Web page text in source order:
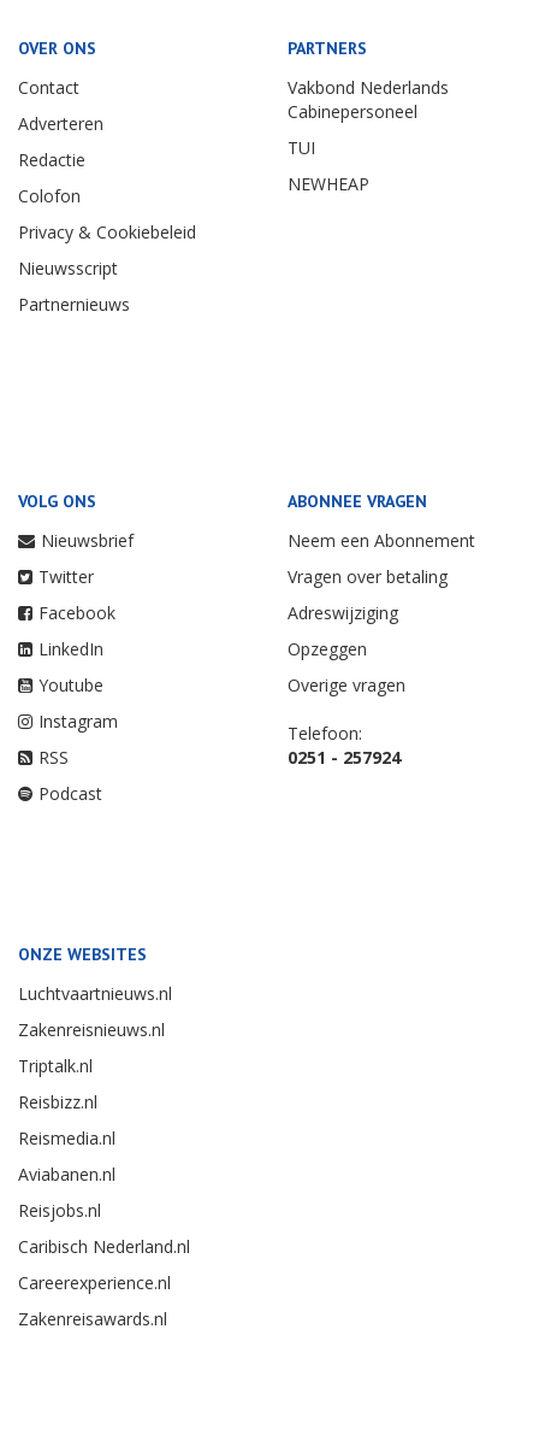
OVER ONS
Contact
Adverteren
Redactie
Colofon
Privacy & Cookiebeleid
Nieuwsscript
Partnernieuws
PARTNERS
Vakbond Nederlands
Cabinepersoneel
TUI
NEWHEAP
VOLG ONS
Nieuwsbrief
Twitter
Facebook
LinkedIn
Youtube
Instagram
RSS
Podcast
ABONNEE VRAGEN
Neem een Abonnement
Vragen over betaling
Adreswijziging
Opzeggen
Overige vragen
Telefoon:
0251 - 257924
ONZE WEBSITES
Luchtvaartnieuws.nl
Zakenreisnieuws.nl
Triptalk.nl
Reisbizz.nl
Reismedia.nl
Aviabanen.nl
Reisjobs.nl
Caribisch Nederland.nl
Careerexperience.nl
Zakenreisawards.nl